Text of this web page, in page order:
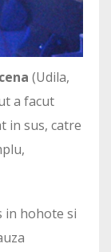
(Udila,
a facut
in sus, catre
in hohote si